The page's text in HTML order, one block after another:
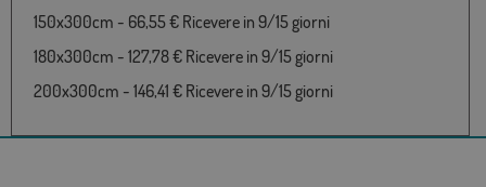
150x300cm - 66,55 € Ricevere in 9/15 giorni
180x300cm - 127,78 € Ricevere in 9/15 giorni
200x300cm - 146,41 € Ricevere in 9/15 giorni